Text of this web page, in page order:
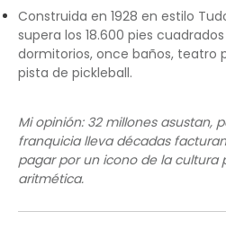
Construida en 1928 en estilo
supera los 18.600 pies
dormitorios, once baños, teatro
pista de pickleball.
Mi opinión: 32 millones asustan,
franquicia lleva décadas
pagar por un icono de la cultura
aritmética.